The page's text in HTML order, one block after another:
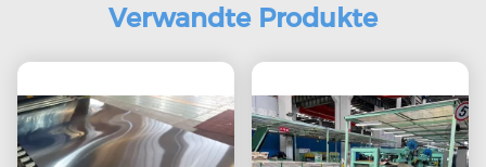
Verwandte Produkte